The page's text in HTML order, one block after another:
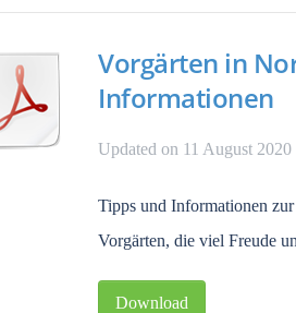
Vorgärten in
Informationen
Updated on 11 August 2020
Tipps und Informationen
Vorgärten, die viel Freude
Download